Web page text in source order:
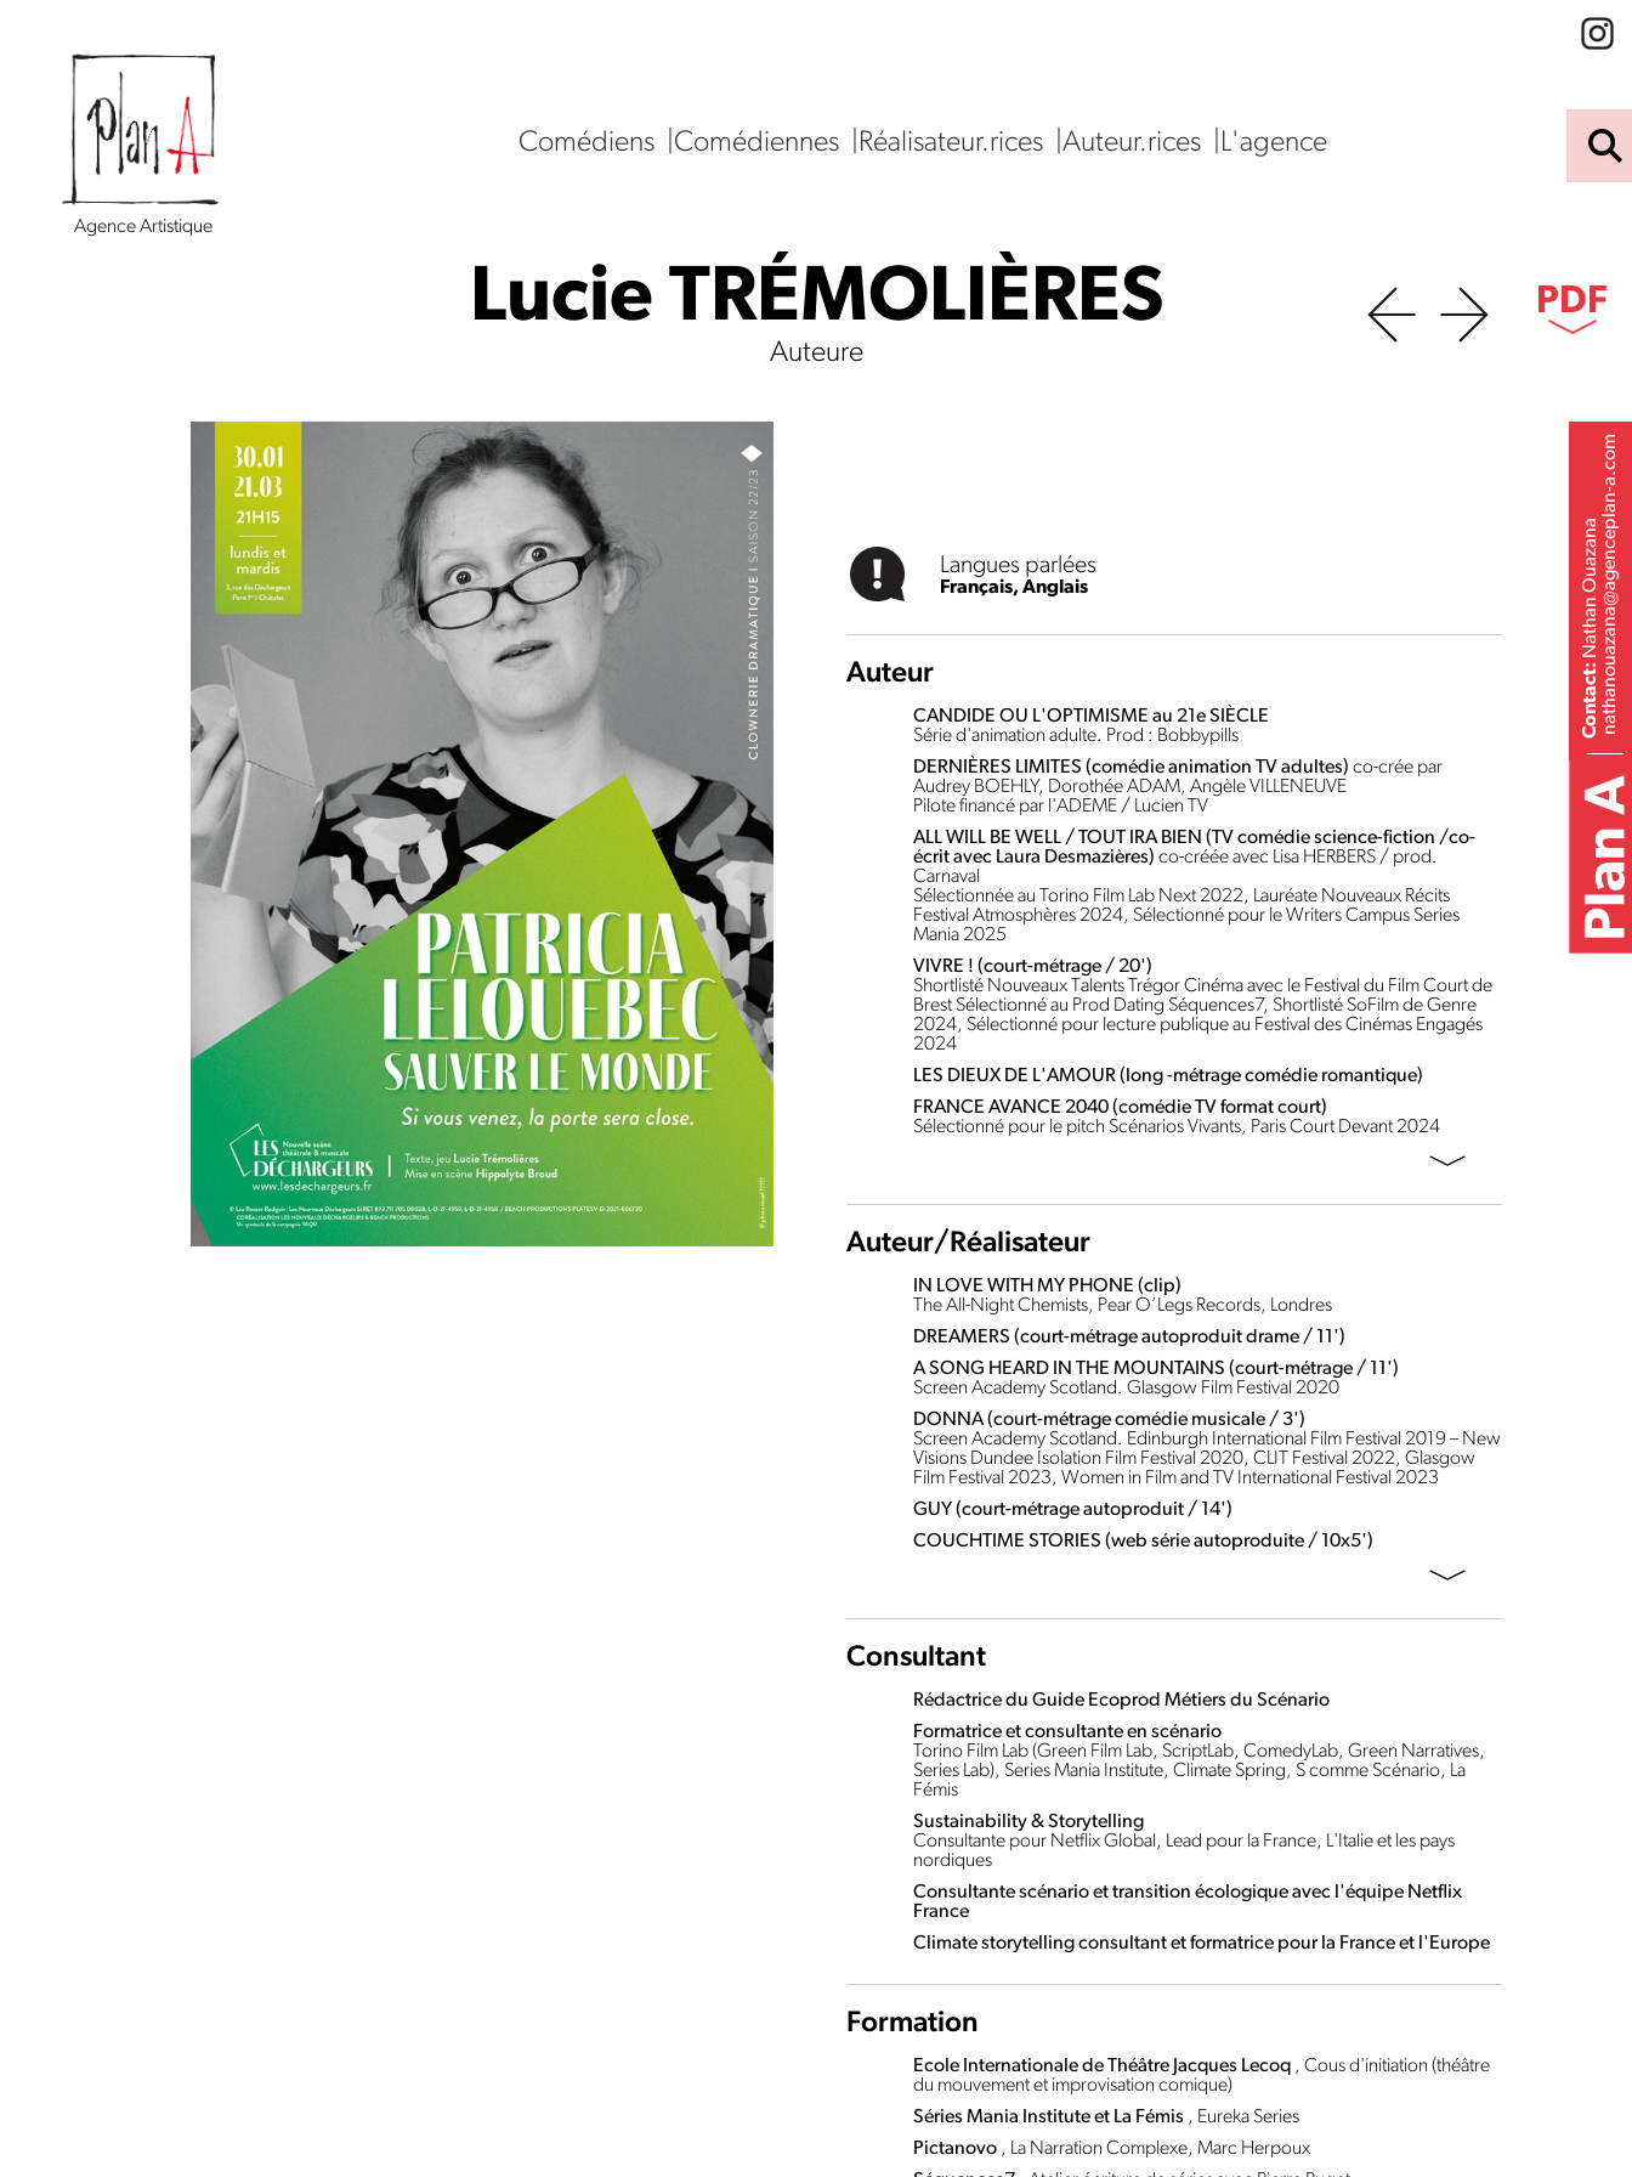
Agence Artistique
Comédiens Comédiennes Réalisateur.rices Auteur.rices L'agence
Lucie TRÉMOLIÈRES
Auteure
PDF
Contact:
Nathan Ouazananathanouazana@agenceplan-a.com
Langues parlées
Français, Anglais
Auteur
CANDIDE OU L'OPTIMISME au 21e SIÈCLE
Série d'animation adulte. Prod : Bobbypills
DERNIÈRES LIMITES (comédie animation TV adultes) co-crée par
Audrey BOEHLY, Dorothée ADAM, Angèle VILLENEUVE
Pilote financé par l'ADEME / Lucien TV
ALL WILL BE WELL / TOUT IRA BIEN (TV comédie science-fiction /co-
écrit avec Laura Desmazières) co-créée avec Lisa HERBERS / prod.
Carnaval
Sélectionnée au Torino Film Lab Next 2022, Lauréate Nouveaux Récits
Festival Atmosphères 2024, Sélectionné pour le Writers Campus Series
Mania 2025
VIVRE ! (court-métrage / 20')
Shortlisté Nouveaux Talents Trégor Cinéma avec le Festival du Film Court de
Brest Sélectionné au Prod Dating Séquences7, Shortlisté SoFilm de Genre
2024, Sélectionné pour lecture publique au Festival des Cinémas Engagés
2024
LES DIEUX DE L'AMOUR (long -métrage comédie romantique)
FRANCE AVANCE 2040 (comédie TV format court)
Sélectionné pour le pitch Scénarios Vivants, Paris Court Devant 2024
Auteur/Réalisateur
IN LOVE WITH MY PHONE (clip)
The All-Night Chemists, Pear O’Legs Records, Londres
DREAMERS (court-métrage autoproduit drame / 11')
A SONG HEARD IN THE MOUNTAINS (court-métrage / 11')
Screen Academy Scotland. Glasgow Film Festival 2020
DONNA (court-métrage comédie musicale / 3')
Screen Academy Scotland. Edinburgh International Film Festival 2019 – New
Visions Dundee Isolation Film Festival 2020, CLIT Festival 2022, Glasgow
Film Festival 2023, Women in Film and TV International Festival 2023
GUY (court-métrage autoproduit / 14')
COUCHTIME STORIES (web série autoproduite / 10x5')
Consultant
Rédactrice du Guide Ecoprod Métiers du Scénario
Formatrice et consultante en scénario
Torino Film Lab (Green Film Lab, ScriptLab, ComedyLab, Green Narratives,
Series Lab), Series Mania Institute, Climate Spring, S comme Scénario, La
Fémis
Sustainability & Storytelling
Consultante pour Netflix Global, Lead pour la France, L'Italie et les pays
nordiques
Consultante scénario et transition écologique avec l'équipe Netflix
France
Climate storytelling consultant et formatrice pour la France et l'Europe
Formation
Ecole Internationale de Théâtre Jacques Lecoq , Cous d'initiation (théâtre
du mouvement et improvisation comique)
Séries Mania Institute et La Fémis , Eureka Series
Pictanovo , La Narration Complexe, Marc Herpoux